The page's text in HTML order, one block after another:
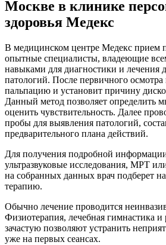
Москве в клинике
здоровья Медекс
В медицинском центре Медекс прием
опытные специалисты, владеющие
навыками для диагностики и
патологий. После первичного
пальпацию и установит причину
Данный метод позволяет определить
оценить чувствительность. Далее
пробы для выявления патологий,
предварительного плана действий.
Для получения подробной информации
ультразвуковые исследования, МРТ
на собранных данных врач подберет
терапию.
Обычно лечение проводится
Физиотерапия, лечебная гимнастика и
зачастую позволяют устранить
уже на первых сеансах.